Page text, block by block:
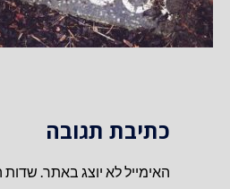
כתיבת תגובה
האימייל לא יוצג באתר. שדות